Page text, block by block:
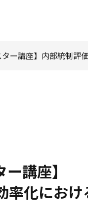
ター講座】内部統制
講座】
率化にお